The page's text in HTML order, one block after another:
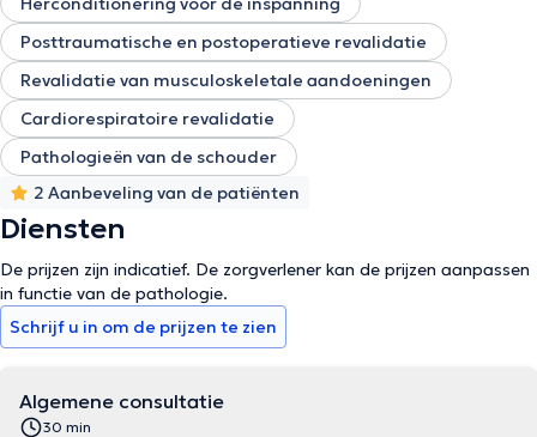
Posttraumatische en postoperatieve revalidatie
Revalidatie van musculoskeletale aandoeningen
Cardiorespiratoire revalidatie
Pathologieën van de schouder
2 Aanbeveling van de patiënten
Diensten
De prijzen zijn indicatief. De zorgverlener kan de prijzen aanpassen
in functie van de pathologie.
Schrijf u in om de prijzen te zien
Algemene consultatie
30 min